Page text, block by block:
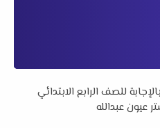
للصف الرابع الابتدائي